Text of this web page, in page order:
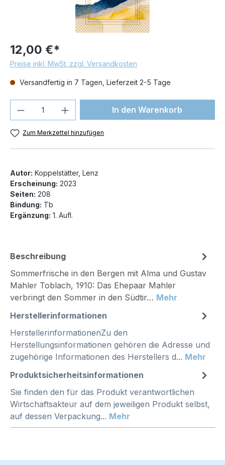
12,00 €*
Preise inkl. MwSt. zzgl. Versandkosten
Versandfertig in 7 Tagen, Lieferzeit 2-5 Tage
Produkt Anzahl: Gib denIn den Warenkorb
Zum Merkzettel hinzufügen
Autor: Koppelstätter, Lenz
Erscheinung: 2023
Seiten: 208
Bindung: Tb
Ergänzung: 1. Aufl.
Beschreibung
Sommerfrische in den Bergen mit Alma und Gustav
Mahler Toblach, 1910: Das Ehepaar Mahler
verbringt den Sommer in den Südtir… Mehr
Herstellerinformationen
HerstellerinformationenZu den
Herstellungsinformationen gehören die Adresse und
zugehörige Informationen des Herstellers d... Mehr
Produktsicherheitsinformationen
Sie finden den für das Produkt verantwortlichen
Wirtschaftsakteur auf dem jeweiligen Produkt selbst,
auf dessen Verpackung... Mehr